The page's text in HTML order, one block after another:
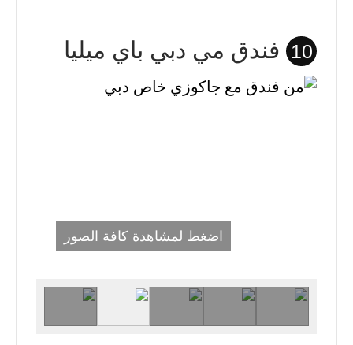
10 فندق مي دبي باي ميليا
اضغط لمشاهدة كافة الصور